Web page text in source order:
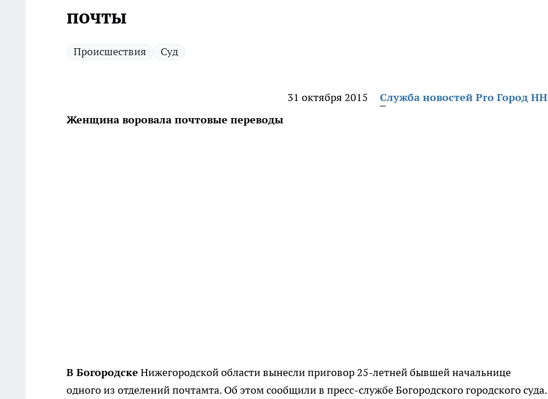
почты
Происшествия Суд
31 октября 2015
Служба новостей Pro Город НН
Женщина воровала почтовые переводы
В Богородске Нижегородской области вынесли приговор 25-летней бывшей начальнице
одного из отделений почтамта. Об этом сообщили в пресс-службе Богородского городского суда.